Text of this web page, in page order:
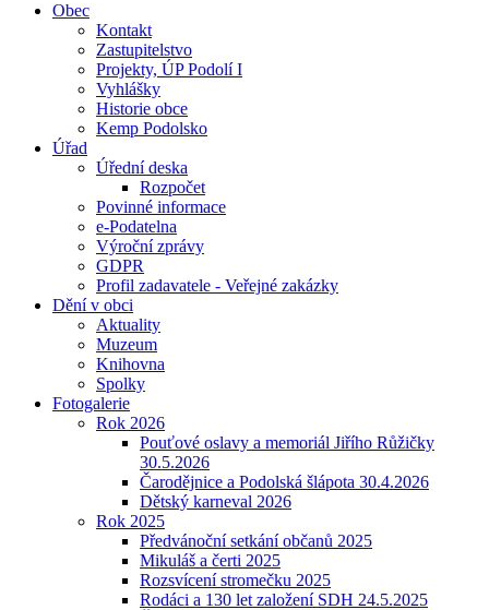
Obec
Kontakt
Zastupitelstvo
Projekty, ÚP Podolí I
Vyhlášky
Historie obce
Kemp Podolsko
Úřad
Úřední deska
Rozpočet
Povinné informace
e-Podatelna
Výroční zprávy
GDPR
Profil zadavatele - Veřejné zakázky
Dění v obci
Aktuality
Muzeum
Knihovna
Spolky
Fotogalerie
Rok 2026
Pouťové oslavy a memoriál Jiřího Růžičky
30.5.2026
Čarodějnice a Podolská šlápota 30.4.2026
Dětský karneval 2026
Rok 2025
Předvánoční setkání občanů 2025
Mikuláš a čerti 2025
Rozsvícení stromečku 2025
Rodáci a 130 let založení SDH 24.5.2025